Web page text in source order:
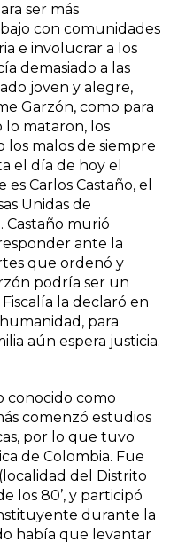
ser más
con comunidades
e involucrar a los
demasiado a las
joven y alegre,
Garzón, como para
lo mataron, los
los malos de siempre
el día de hoy el
Carlos Castaño, el
Unidas de
Castaño murió
ante la
que ordenó y
podría ser un
la declaró en
para
aún espera justicia.
conocido como
comenzó estudios
por lo que tuvo
de Colombia. Fue
del Distrito
los 80’, y participó
durante la
había que levantar